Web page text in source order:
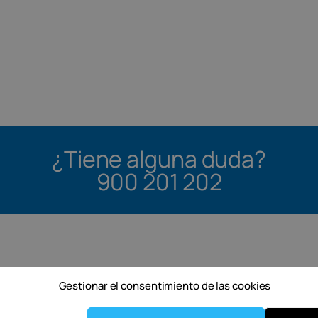
Gestionar el consentimiento de las cookies
¿Tiene alguna duda?
900 201 202